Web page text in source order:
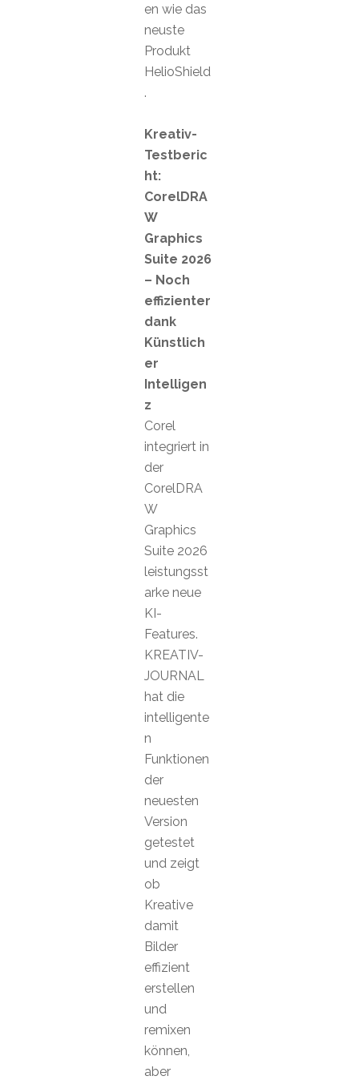
en wie das
neuste
Produkt
HelioShield
.
Kreativ-
Testberic
ht:
CorelDRA
W
Graphics
Suite 2026
– Noch
effizienter
dank
Künstlich
er
Intelligen
z
Corel
integriert in
der
CorelDRA
W
Graphics
Suite 2026
leistungsst
arke neue
KI-
Features.
KREATIV-
JOURNAL
hat die
intelligente
n
Funktionen
der
neuesten
Version
getestet
und zeigt
ob
Kreative
damit
Bilder
effizient
erstellen
und
remixen
können,
aber